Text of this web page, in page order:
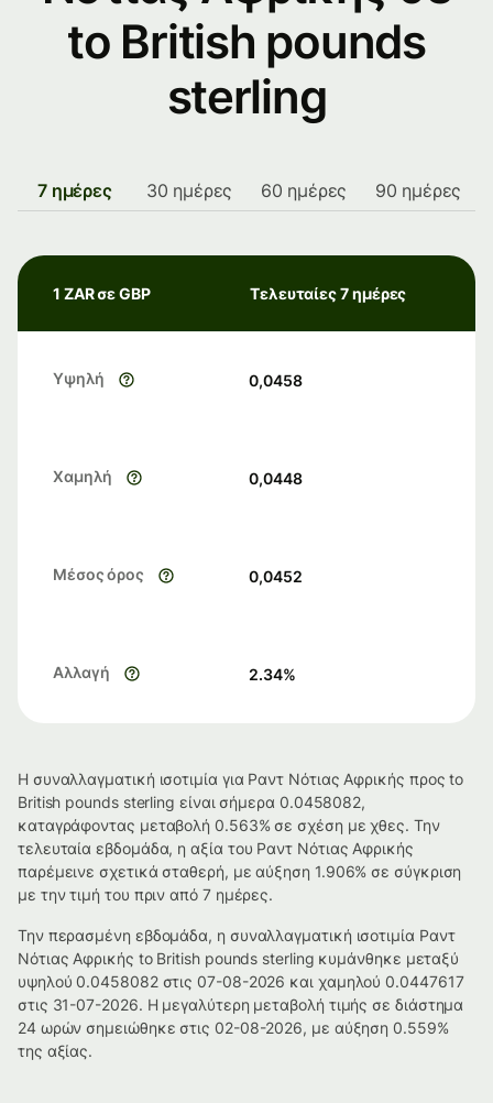
to British pounds
sterling
7 ημέρες 30 ημέρες 60 ημέρες 90 ημέρες
1 ZAR σε GBP Τελευταίες 7 ημέρες
Υψηλή 0,0458
Χαμηλή 0,0448
Μέσος όρος 0,0452
Αλλαγή 2.34%
Η συναλλαγματική ισοτιμία για Ραντ Νότιας Αφρικής προς to
British pounds sterling είναι σήμερα 0.0458082,
καταγράφοντας μεταβολή 0.563% σε σχέση με χθες. Την
τελευταία εβδομάδα, η αξία του Ραντ Νότιας Αφρικής
παρέμεινε σχετικά σταθερή, με αύξηση 1.906% σε σύγκριση
με την τιμή του πριν από 7 ημέρες.
Την περασμένη εβδομάδα, η συναλλαγματική ισοτιμία Ραντ
Νότιας Αφρικής to British pounds sterling κυμάνθηκε μεταξύ
υψηλού 0.0458082 στις 07-08-2026 και χαμηλού 0.0447617
στις 31-07-2026. Η μεγαλύτερη μεταβολή τιμής σε διάστημα
24 ωρών σημειώθηκε στις 02-08-2026, με αύξηση 0.559%
της αξίας.